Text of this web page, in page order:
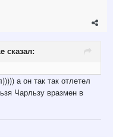
сказал:
а он так так отлетел
Чарльзу вразмен в